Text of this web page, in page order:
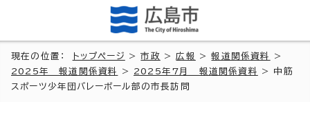
現在の位置： トップページ >市政 >広報 >報道関係資料
>
2025年 報道関係資料
> 2025年7月 報道関係資料
> 中筋
スポーツ少年団バレーボール部の市長訪問